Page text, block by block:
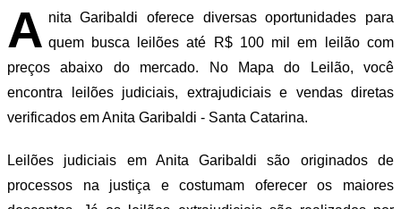
A nita Garibaldi oferece diversas oportunidades para
quem busca leilões até R$ 100 mil em leilão com
preços abaixo do mercado. No Mapa do Leilão, você
encontra leilões judiciais, extrajudiciais e vendas diretas
verificados em Anita Garibaldi - Santa Catarina.
Leilões judiciais em Anita Garibaldi são originados de
processos na justiça e costumam oferecer os maiores